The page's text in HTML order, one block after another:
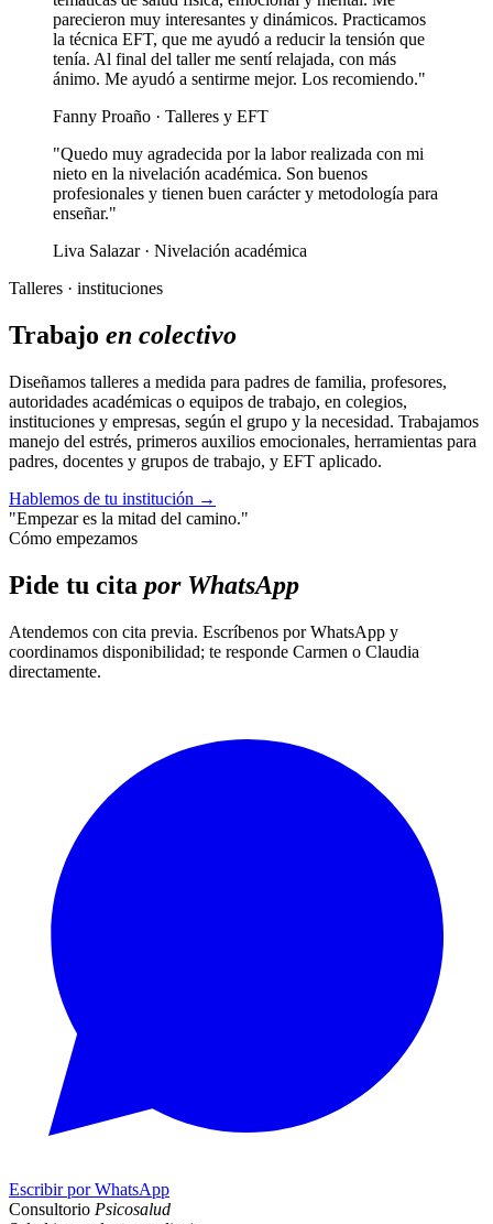
parecieron muy interesantes y dinámicos. Practicamos
la técnica EFT, que me ayudó a reducir la tensión que
tenía. Al final del taller me sentí relajada, con más
ánimo. Me ayudó a sentirme mejor. Los recomiendo."
Fanny Proaño · Talleres y EFT
"Quedo muy agradecida por la labor realizada con mi
nieto en la nivelación académica. Son buenos
profesionales y tienen buen carácter y metodología para
enseñar."
Liva Salazar · Nivelación académica
Talleres · instituciones
Trabajo en colectivo
Diseñamos talleres a medida para padres de familia, profesores,
autoridades académicas o equipos de trabajo, en colegios,
instituciones y empresas, según el grupo y la necesidad. Trabajamos
manejo del estrés, primeros auxilios emocionales, herramientas para
padres, docentes y grupos de trabajo, y EFT aplicado.
Hablemos de tu institución →
"Empezar es la mitad del camino."
Cómo empezamos
Pide tu cita por WhatsApp
Atendemos con cita previa. Escríbenos por WhatsApp y
coordinamos disponibilidad; te responde Carmen o Claudia
directamente.
Escribir por WhatsApp
Consultorio Psicosalud